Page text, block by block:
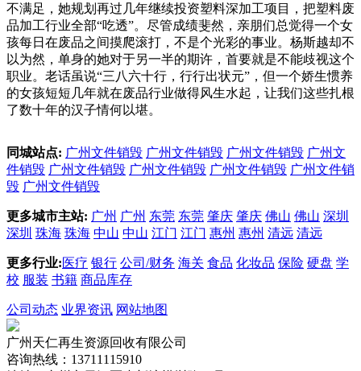
不满足，她规划再过几年继续投资塑料深加工项目，把塑料废
品加工行业全部“吃透”。尽管成绩斐然，亲朋们总觉得一个女
孩每日在废品之间摸爬滚打，不是个光彩的事业。杨斯越却不
以为然，单身的她对于另一半的期许，首要就是不能歧视这个
职业。老话虽说“三八六十行，行行出状元”，但一个娇生惯养
的女孩短短几年就在废品行业做得风生水起，让我们这些扎根
了数十年的汉子情何以堪。
同城站点: 广州文件销毁 广州文件销毁 广州文件销毁 广州文
件销毁 广州文件销毁 广州文件销毁 广州文件销毁 广州文件销
毁 广州文件销毁
更多城市主站: 广州 广州 东莞 东莞 肇庆 肇庆 佛山 佛山 深圳
深圳 珠海 珠海 中山 中山 江门 江门 惠州 惠州 清远 清远
更多行业: 医疗 银行 公司/财务 海关 食品 化妆品 保险 硬盘 学
校 服装 书籍 商品库存
公司动态 业界资讯 网站地图
广州天仁再生资源回收有限公司
咨询热线：13711115910